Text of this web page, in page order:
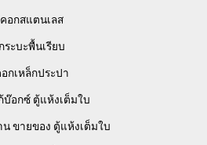
คอกสแตนเลส
กระบะพื้นเรียบ
กเหล็กประปา
บ๊อกซ์ ตู้แห้งเต็มใบ
น ขายของ ตู้แห้งเต็มใบ